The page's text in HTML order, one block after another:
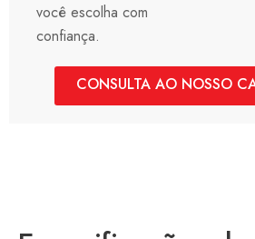
você escolha com
confiança.
CONSULTA AO NOSSO